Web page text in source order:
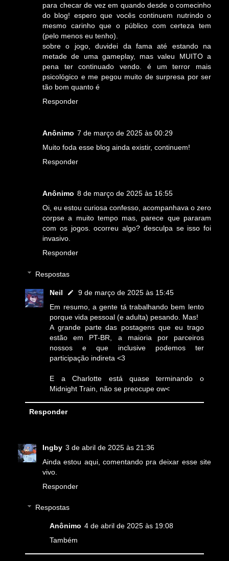
para checar de vez em quando desde o comecinho
do blog! espero que vocês continuem nutrindo o
mesmo carinho que o público com certeza tem
(pelo menos eu tenho).
sobre o jogo, duvidei da fama até estando na
metade de uma gameplay, mas valeu MUITO a
pena ter continuado vendo. é um terror mais
psicológico e me pegou muito de surpresa por ser
tão bom quanto é
Responder
Anônimo 7 de março de 2025 às 00:29
Muito foda esse blog ainda existir, continuem!
Responder
Anônimo 8 de março de 2025 às 16:55
Oi, eu estou curiosa confesso, acompanhava o zero
corpse a muito tempo mas, parece que pararam
com os jogos. ocorreu algo? desculpa se isso foi
invasivo.
Responder
Respostas
Neil
9 de março de 2025 às 15:45
Em resumo, a gente tá trabalhando bem lento
porque vida pessoal (e adulta) pesando. Mas!
A grande parte das postagens que eu trago
estão em PT-BR, a maioria por parceiros
nossos e que inclusive podemos ter
participação indireta <3
E a Charlotte está quase terminando o
Midnight Train, não se preocupe ow<
Responder
Ingby 3 de abril de 2025 às 21:36
Ainda estou aqui, comentando pra deixar esse site
vivo.
Responder
Respostas
Anônimo 4 de abril de 2025 às 19:08
Também